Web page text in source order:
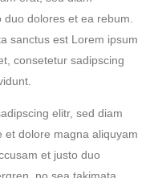
dolores et ea rebum.
sanctus est Lorem ipsum
consetetur sadipscing
elitr, sed diam
et dolore magna aliquyam
et justo duo
no sea takimata